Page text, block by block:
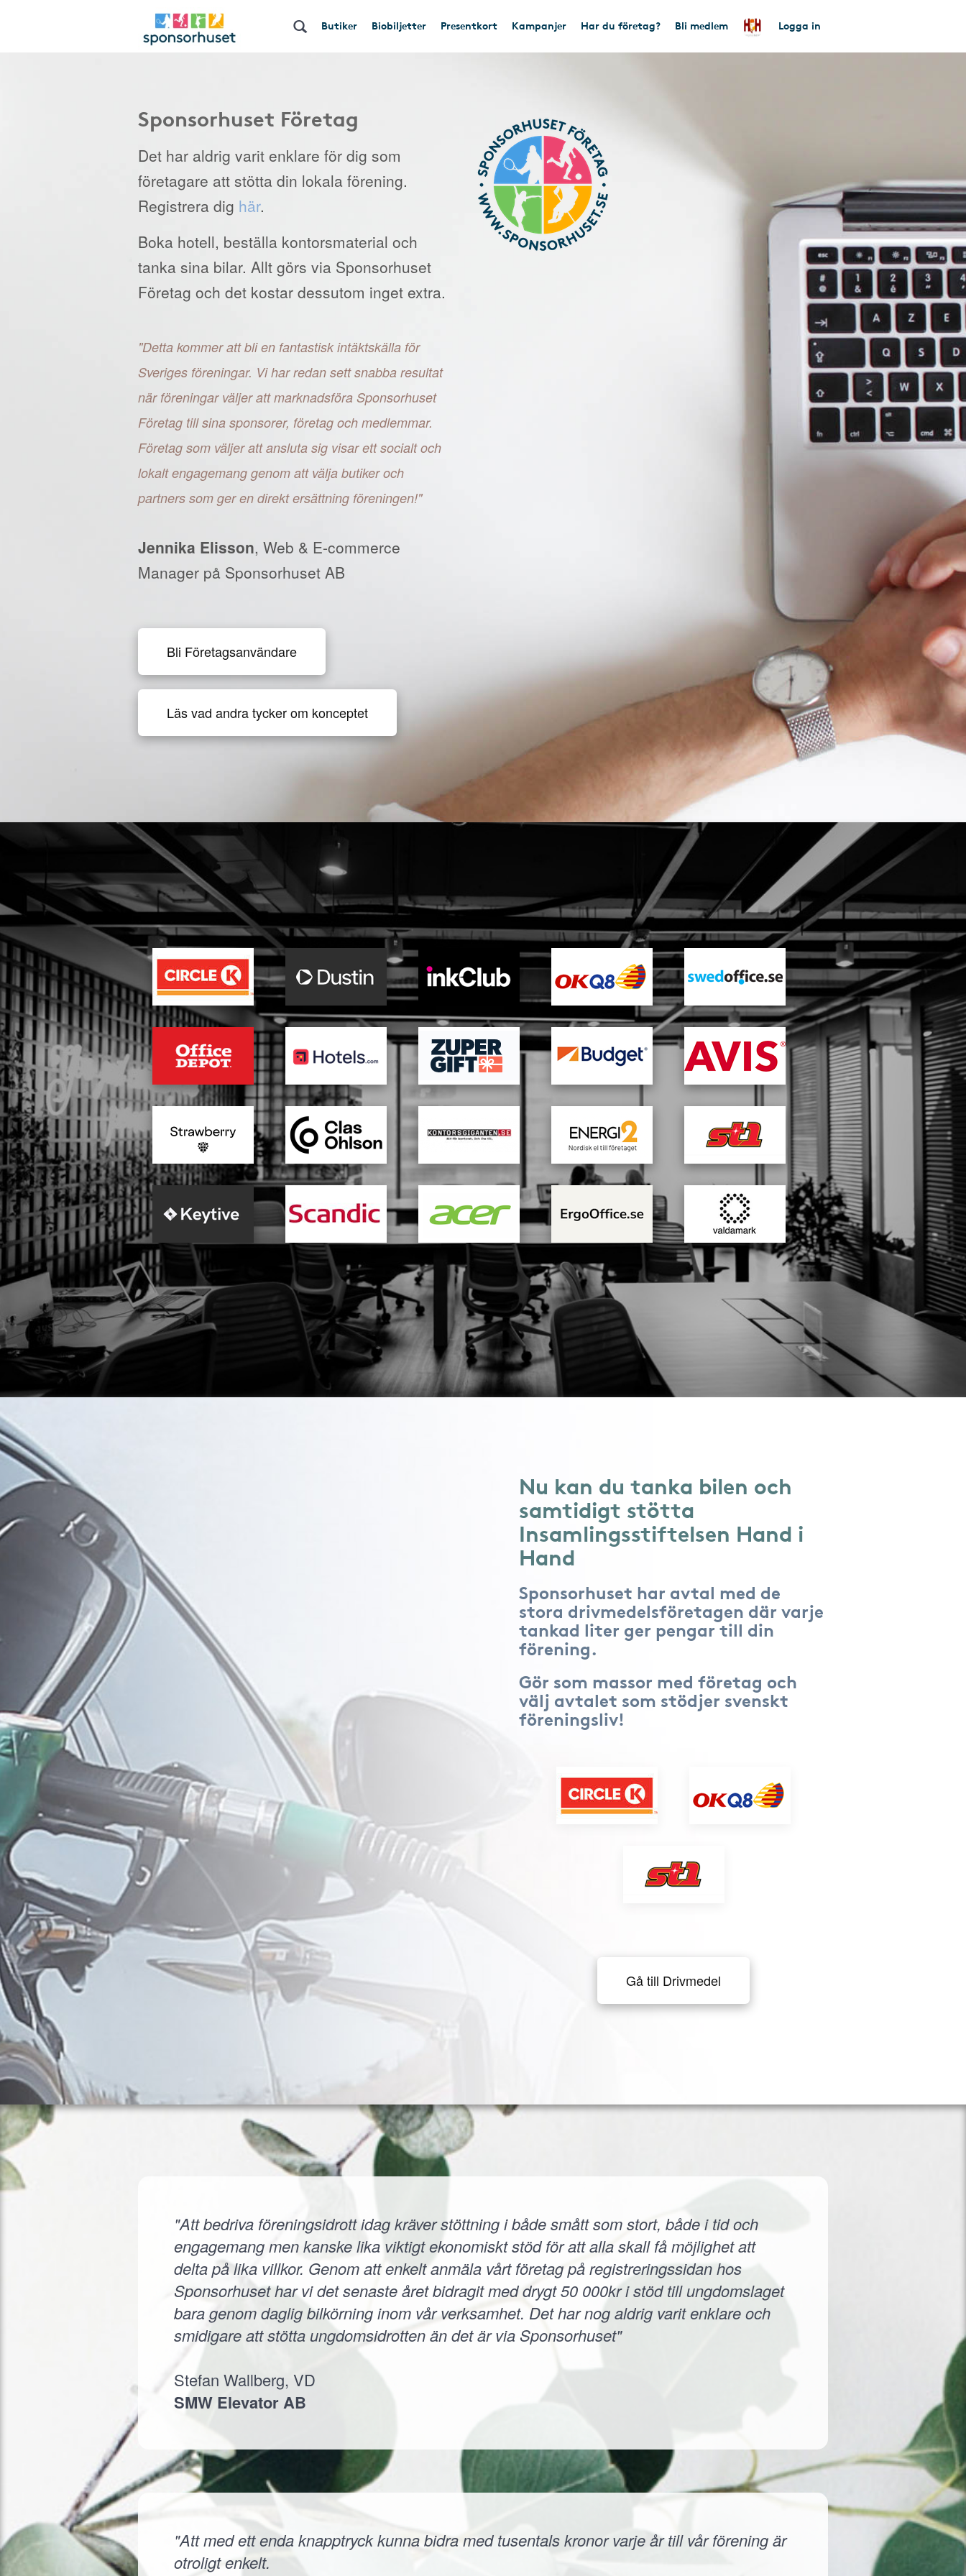
Butiker Biobiljetter Presentkort Kampanjer Har du företag? Bli medlem Logga in
Sponsorhuset Företag
Det har aldrig varit enklare för dig som
företagare att stötta din lokala förening.
Registrera dig här.
Boka hotell, beställa kontorsmaterial och
tanka sina bilar. Allt görs via Sponsorhuset
Företag och det kostar dessutom inget extra.
"Detta kommer att bli en fantastisk intäktskälla för
Sveriges föreningar. Vi har redan sett snabba resultat
när föreningar väljer att marknadsföra Sponsorhuset
Företag till sina sponsorer, företag och medlemmar.
Företag som väljer att ansluta sig visar ett socialt och
lokalt engagemang genom att välja butiker och
partners som ger en direkt ersättning föreningen!"
Jennika Elisson, Web & E-commerce
Manager på Sponsorhuset AB
Bli Företagsanvändare
Läs vad andra tycker om konceptet
Nu kan du tanka bilen och
samtidigt stötta
Insamlingsstiftelsen Hand i
Hand
Sponsorhuset har avtal med de
stora drivmedelsföretagen där varje
tankad liter ger pengar till din
förening.
Gör som massor med företag och
välj avtalet som stödjer svenskt
föreningsliv!
Gå till Drivmedel
"Att bedriva föreningsidrott idag kräver stöttning i både smått som stort, både i tid och
engagemang men kanske lika viktigt ekonomiskt stöd för att alla skall få möjlighet att
delta på lika villkor. Genom att enkelt anmäla vårt företag på registreringssidan hos
Sponsorhuset har vi det senaste året bidragit med drygt 50 000kr i stöd till ungdomslaget
bara genom daglig bilkörning inom vår verksamhet. Det har nog aldrig varit enklare och
smidigare att stötta ungdomsidrotten än det är via Sponsorhuset"
Stefan Wallberg, VD
SMW Elevator AB
"Att med ett enda knapptryck kunna bidra med tusentals kronor varje år till vår förening är
otroligt enkelt.